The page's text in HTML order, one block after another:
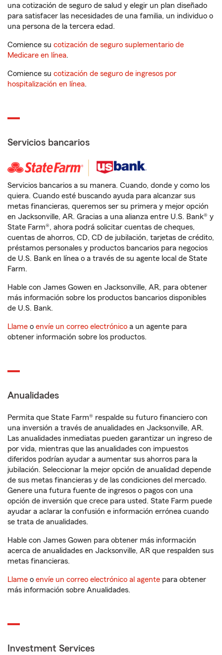
una cotización de seguro de salud y elegir un plan diseñado
para satisfacer las necesidades de una familia, un individuo o
una persona de la tercera edad.
Comience su cotización de seguro suplementario de
Medicare en línea.
Comience su cotización de seguro de ingresos por
hospitalización en línea.
Servicios bancarios
Servicios bancarios a su manera. Cuando, donde y como los
quiera. Cuando esté buscando ayuda para alcanzar sus
metas financieras, queremos ser su primera y mejor opción
en Jacksonville, AR. Gracias a una alianza entre U.S. Bank® y
State Farm®, ahora podrá solicitar cuentas de cheques,
cuentas de ahorros, CD, CD de jubilación, tarjetas de crédito,
préstamos personales y productos bancarios para negocios
de U.S. Bank en línea o a través de su agente local de State
Farm.
Hable con James Gowen en Jacksonville, AR, para obtener
más información sobre los productos bancarios disponibles
de U.S. Bank.
Llame o envíe un correo electrónico a un agente para
obtener información sobre los productos.
Anualidades
Permita que State Farm® respalde su futuro financiero con
una inversión a través de anualidades en Jacksonville, AR.
Las anualidades inmediatas pueden garantizar un ingreso de
por vida, mientras que las anualidades con impuestos
diferidos podrían ayudar a aumentar sus ahorros para la
jubilación. Seleccionar la mejor opción de anualidad depende
de sus metas financieras y de las condiciones del mercado.
Genere una futura fuente de ingresos o pagos con una
opción de inversión que crece para usted. State Farm puede
ayudar a aclarar la confusión e información errónea cuando
se trata de anualidades.
Hable con James Gowen para obtener más información
acerca de anualidades en Jacksonville, AR que respalden sus
metas financieras.
Llame o envíe un correo electrónico al agente para obtener
más información sobre Anualidades.
Investment Services